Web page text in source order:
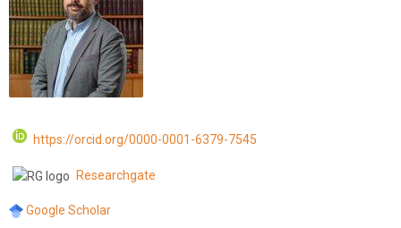
https://orcid.org/0000-0001-6379-7545
Researchgate
Google Scholar